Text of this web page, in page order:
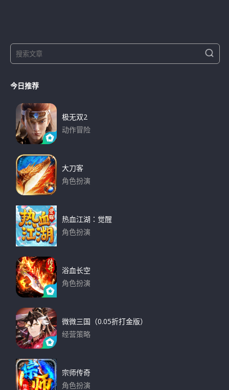
e
r
S
e
今日推荐
极无双2
动作冒险
大刀客
角色扮演
热血江湖：觉醒
角色扮演
浴血长空
角色扮演
微微三国（0.05折打金版）
经营策略
宗师传奇
角色扮演